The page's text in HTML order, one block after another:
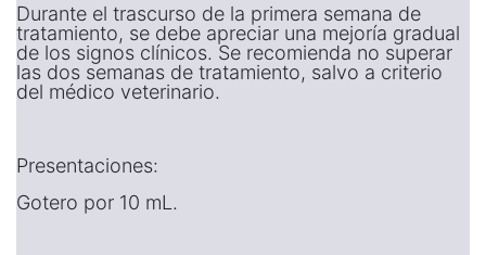
Durante el trascurso de la primera semana de
tratamiento, se debe apreciar una mejoría gradual
de los signos clínicos. Se recomienda no superar
las dos semanas de tratamiento, salvo a criterio
del médico veterinario.
Presentaciones:
Gotero por 10 mL.